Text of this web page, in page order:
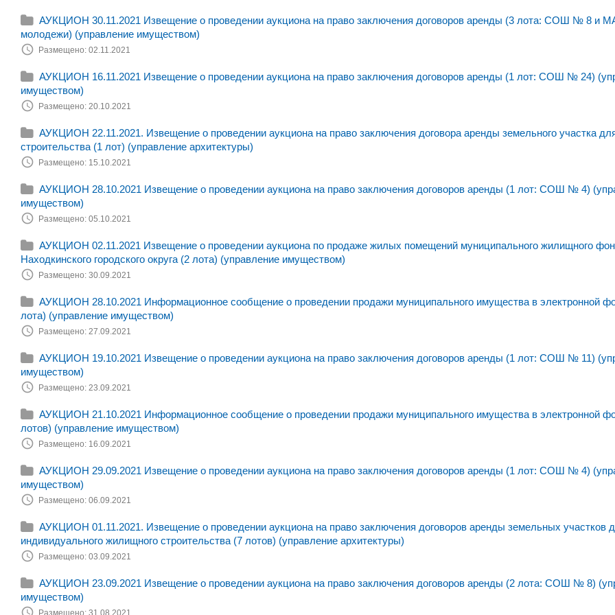
АУКЦИОН 30.11.2021 Извещение о проведении аукциона на право заключения договоров аренды (3 лота: СОШ № 8 и
молодежи) (управление имуществом)
Размещено: 02.11.2021
АУКЦИОН 16.11.2021 Извещение о проведении аукциона на право заключения договоров аренды (1 лот: СОШ № 24)
имуществом)
Размещено: 20.10.2021
АУКЦИОН 22.11.2021. Извещение о проведении аукциона на право заключения договора аренды земельного участка
строительства (1 лот) (управление архитектуры)
Размещено: 15.10.2021
АУКЦИОН 28.10.2021 Извещение о проведении аукциона на право заключения договоров аренды (1 лот: СОШ № 4)
имуществом)
Размещено: 05.10.2021
АУКЦИОН 02.11.2021 Извещение о проведении аукциона по продаже жилых помещений муниципального жилищного
Находкинского городского округа (2 лота) (управление имуществом)
Размещено: 30.09.2021
АУКЦИОН 28.10.2021 Информационное сообщение о проведении продажи муниципального имущества в электронной
лота) (управление имуществом)
Размещено: 27.09.2021
АУКЦИОН 19.10.2021 Извещение о проведении аукциона на право заключения договоров аренды (1 лот: СОШ № 11)
имуществом)
Размещено: 23.09.2021
АУКЦИОН 21.10.2021 Информационное сообщение о проведении продажи муниципального имущества в электронной
лотов) (управление имуществом)
Размещено: 16.09.2021
АУКЦИОН 29.09.2021 Извещение о проведении аукциона на право заключения договоров аренды (1 лот: СОШ № 4)
имуществом)
Размещено: 06.09.2021
АУКЦИОН 01.11.2021. Извещение о проведении аукциона на право заключения договоров аренды земельных участков
индивидуального жилищного строительства (7 лотов) (управление архитектуры)
Размещено: 03.09.2021
АУКЦИОН 23.09.2021 Извещение о проведении аукциона на право заключения договоров аренды (2 лота: СОШ № 8)
имуществом)
Размещено: 31.08.2021